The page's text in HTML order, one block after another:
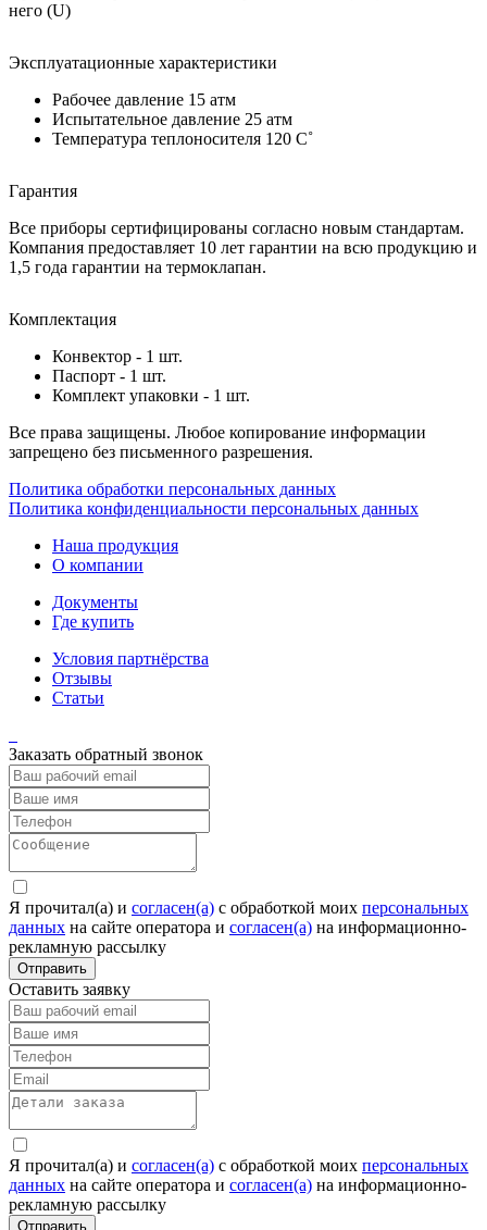
него (U)
Эксплуатационные характеристики
Рабочее давление 15 атм
Испытательное давление 25 атм
Температура теплоносителя 120 C˚
Гарантия
Все приборы сертифицированы согласно новым стандартам.
Компания предоставляет 10 лет гарантии на всю продукцию и
1,5 года гарантии на термоклапан.
Комплектация
Конвектор - 1 шт.
Паспорт - 1 шт.
Комплект упаковки - 1 шт.
Все права защищены. Любое копирование информации
запрещено без письменного разрешения.
Политика обработки персональных данных
Политика конфиденциальности персональных данных
Наша продукция
О компании
Документы
Где купить
Условия партнёрства
Отзывы
Статьи
Заказать обратный звонок
Я прочитал(а) и согласен(а) c обработкой моих персональных
данных на сайте оператора и согласен(а) на информационно-
рекламную рассылку
Отправить
Оставить заявку
Я прочитал(а) и согласен(а) c обработкой моих персональных
данных на сайте оператора и согласен(а) на информационно-
рекламную рассылку
Отправить